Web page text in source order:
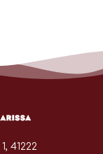
41222